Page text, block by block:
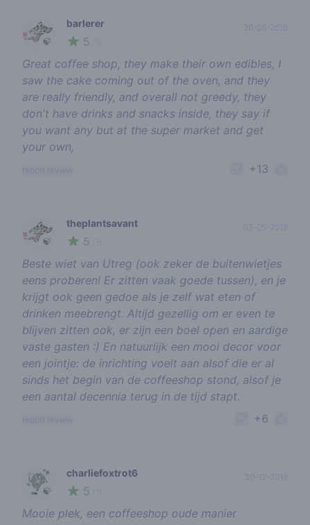
🍃
barlerer
5
Great coffee shop, they make their own edibles, I
saw the cake coming out of the oven, and they
are really friendly, and overall not greedy, they
don't have drinks and snacks inside, they say if
you want any but at the super market and get
your own,
+13
🍃
theplantsavant
5
03-05-2019
Beste wiet van Utreg (ook zeker de buitenwietjes
eens proberen! Er zitten vaak goede tussen), en je
krijgt ook geen gedoe als je zelf wat eten of
drinken meebrengt. Altijd gezellig om er even te
blijven zitten ook, er zijn een boel open en aardige
vaste gasten :) En natuurlijk een mooi decor voor
een jointje: de inrichting voelt aan alsof die er al
sinds het begin van de coffeeshop stond, alsof je
een aantal decennia terug in de tijd stapt.
+6
🍃
charliefoxtrot6
5
30-12-2018
Mooie plek, een coffeeshop oude manier